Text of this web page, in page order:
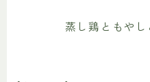
蒸し鶏ともや